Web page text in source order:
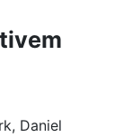
Daniel